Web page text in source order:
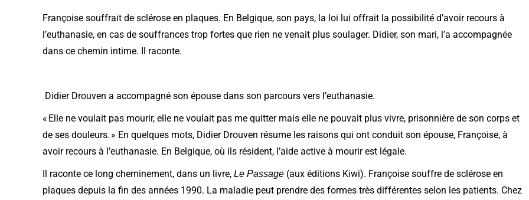
Françoise souffrait de sclérose en plaques. En Belgique, son pays, la loi lui offrait la possibilité d’avoir recours à
l’euthanasie, en cas de souffrances trop fortes que rien ne venait plus soulager. Didier, son mari, l’a accompagnée
dans ce chemin intime. Il raconte.
Didier Drouven a accompagné son épouse dans son parcours vers l’euthanasie.
« Elle ne voulait pas mourir, elle ne voulait pas me quitter mais elle ne pouvait plus vivre, prisonnière de son corps et
de ses douleurs. » En quelques mots, Didier Drouven résume les raisons qui ont conduit son épouse, Françoise, à
avoir recours à l’euthanasie. En Belgique, où ils résident, l’aide active à mourir est légale.
Il raconte ce long cheminement, dans un livre, Le Passage (aux éditions Kiwi). Françoise souffre de sclérose en
plaques depuis la fin des années 1990. La maladie peut prendre des formes très différentes selon les patients. Chez